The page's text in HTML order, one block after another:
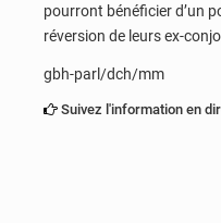
pourront bénéficier d’un
réversion de leurs ex-
gbh-parl/dch/mm
Suivez l'information en